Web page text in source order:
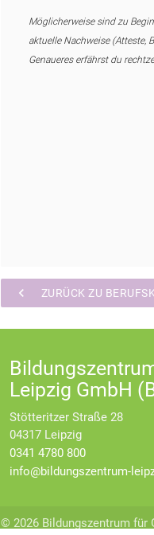
Möglicherweise sind zu
aktuelle Nachweise (Atteste,
Genaueres erfährst du
ZURÜCK ZU
chevron_left
Leipzig GmbH
Stötteritzer Straße 28
04317 Leipzig
0341 4780 800
info@bildungszentrum-
© 2026 Bildungszentrum für